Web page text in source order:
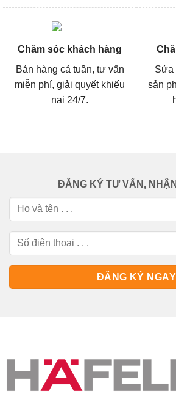
Chăm sóc khách hàng
Bán hàng cả tuần, tư vấn
miễn phí, giải quyết khiếu
nại 24/7.
Sửa
sản
ĐĂNG KÝ TƯ VẤN,